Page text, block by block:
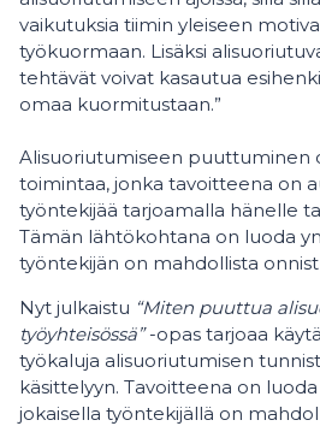
vaikutuksia tiimin yleiseen
työkuormaan. Lisäksi
tehtävät voivat kasautua
omaa kuormitustaan.”
Alisuoriutumiseen puuttuminen
toimintaa, jonka tavoitteena on
työntekijää tarjoamalla hänelle
Tämän lähtökohtana on luoda
työntekijän on mahdollista
Nyt julkaistu “Miten puuttua
työyhteisössä”-opas tarjoaa
työkaluja alisuoriutumisen
käsittelyyn. Tavoitteena on luoda
jokaisella työntekijällä on